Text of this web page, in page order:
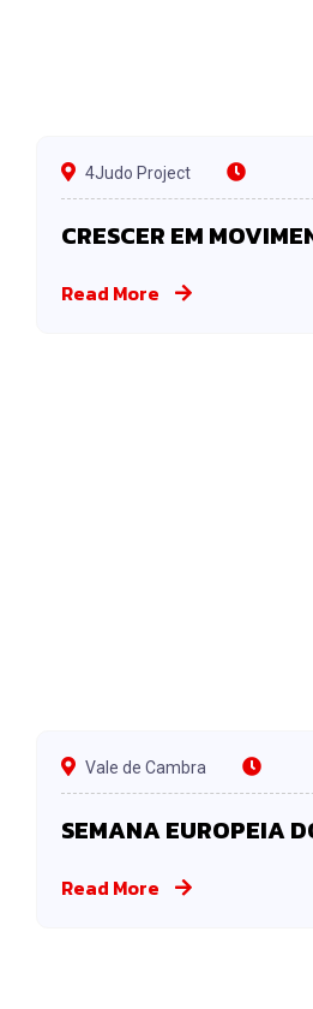
4Judo Project
CRESCER EM
Read More
Vale de Cambra
SEMANA EUROPEIA
Read More